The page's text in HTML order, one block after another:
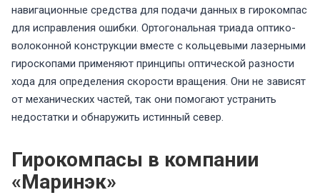
навигационные средства для подачи данных в гирокомпас
для исправления ошибки. Ортогональная триада оптико-
волоконной конструкции вместе с кольцевыми лазерными
гироскопами применяют принципы оптической разности
хода для определения скорости вращения. Они не зависят
от механических частей, так они помогают устранить
недостатки и обнаружить истинный север.
Гирокомпасы в компании
«Маринэк»